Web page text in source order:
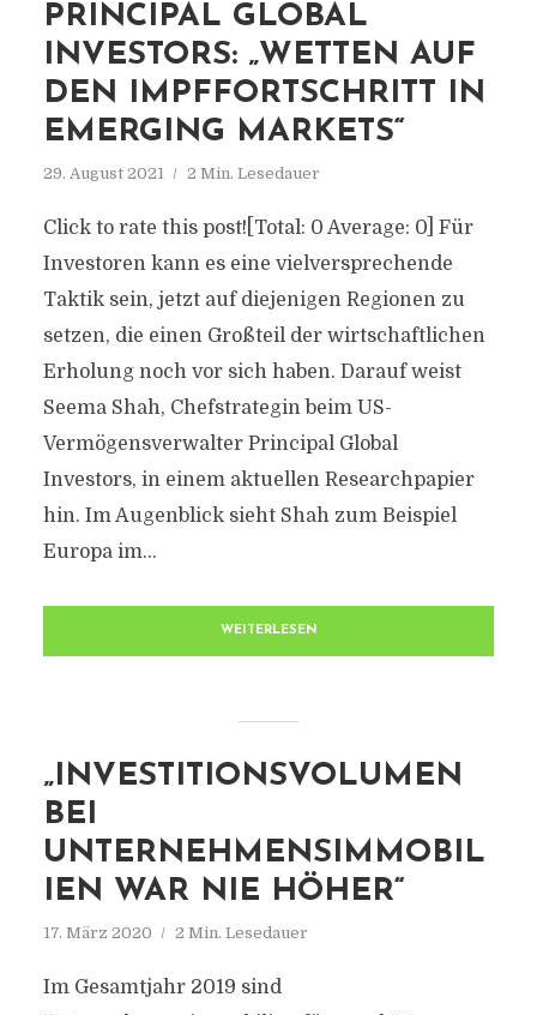
PRINCIPAL GLOBAL
INVESTORS: „WETTEN AUF
DEN IMPFFORTSCHRITT IN
EMERGING MARKETS“
29. August 2021 2 Min. Lesedauer
Click to rate this post![Total: 0 Average: 0] Für
Investoren kann es eine vielversprechende
Taktik sein, jetzt auf diejenigen Regionen zu
setzen, die einen Großteil der wirtschaftlichen
Erholung noch vor sich haben. Darauf weist
Seema Shah, Chefstrategin beim US-
Vermögensverwalter Principal Global
Investors, in einem aktuellen Researchpapier
hin. Im Augenblick sieht Shah zum Beispiel
Europa im...
WEITERLESEN
„INVESTITIONSVOLUMEN
BEI
UNTERNEHMENSIMMOBIL
IEN WAR NIE HÖHER“
17. März 2020 2 Min. Lesedauer
Im Gesamtjahr 2019 sind